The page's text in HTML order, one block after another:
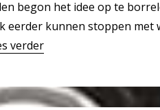
begon het idee op te
eerder kunnen stoppen met
verder